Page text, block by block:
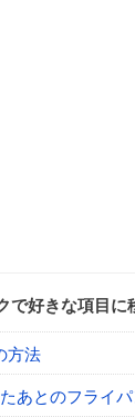
で好きな項目に
方法
あとのフライ